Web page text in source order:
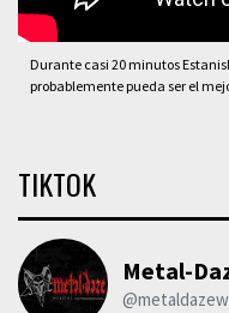
Durante casi 20 minutos
probablemente pueda ser el
TIKTOK
Metal-